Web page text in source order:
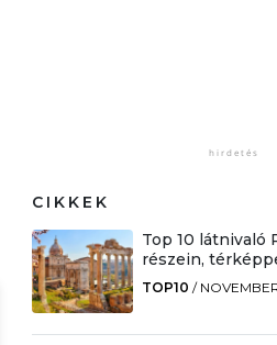
CIKKEK
Top 10 látnivaló
részein,
TOP10 /